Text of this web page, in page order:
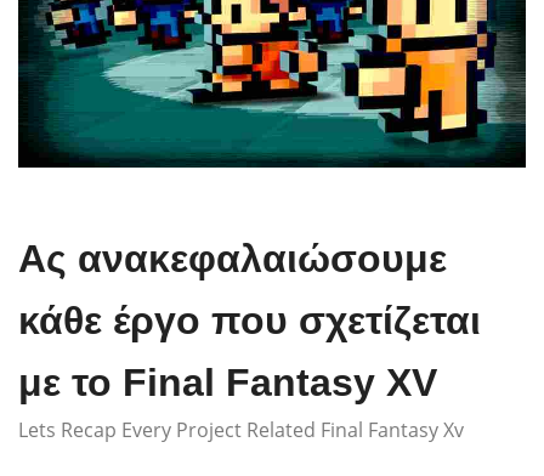
Ας ανακεφαλαιώσουμε
κάθε έργο που σχετίζεται
με το Final Fantasy XV
Lets Recap Every Project Related Final Fantasy Xv